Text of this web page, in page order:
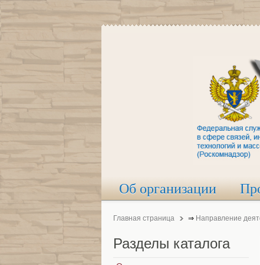
Об организации
Главная страница ⇒ Направление
Разделы каталога